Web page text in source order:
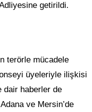
getirildi.
terörle mücadele
üyeleriyle ilişkisi
dair haberler de
ve Mersin’de